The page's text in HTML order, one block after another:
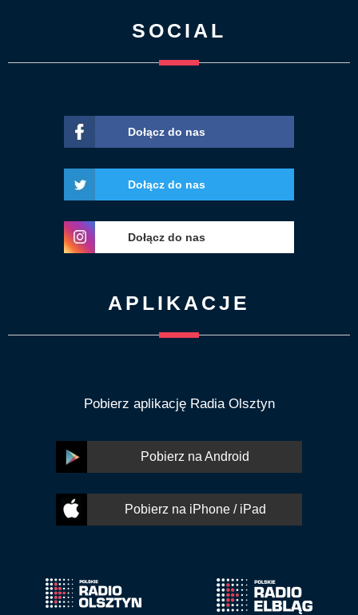
SOCIAL
Dołącz do nas
Dołącz do nas
Dołącz do nas
APLIKACJE
Pobierz aplikację Radia Olsztyn
Pobierz na Android
Pobierz na iPhone / iPad